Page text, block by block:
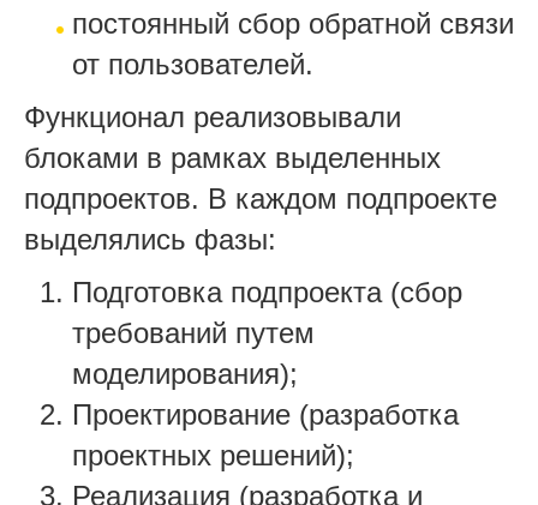
постоянный сбор обратной связи
от пользователей.
Функционал реализовывали
блоками в рамках выделенных
подпроектов. В каждом подпроекте
выделялись фазы:
Подготовка подпроекта (сбор
требований путем
моделирования);
Проектирование (разработка
проектных решений);
Реализация (разработка и